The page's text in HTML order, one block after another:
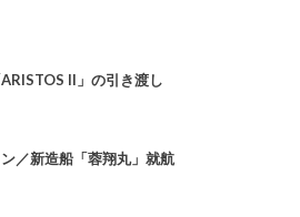
II」の引き渡し
／新造船「蓉翔丸」就航